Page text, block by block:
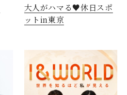
大人がハマる♥休日スポ
ットin東京